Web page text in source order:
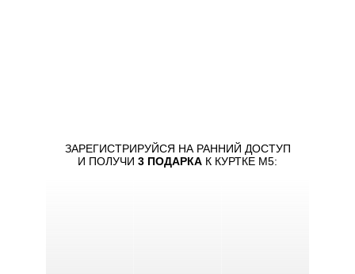
ЗАРЕГИСТРИРУЙСЯ НА РАННИЙ ДОСТУП
И ПОЛУЧИ 3 ПОДАРКА К КУРТКЕ М5: